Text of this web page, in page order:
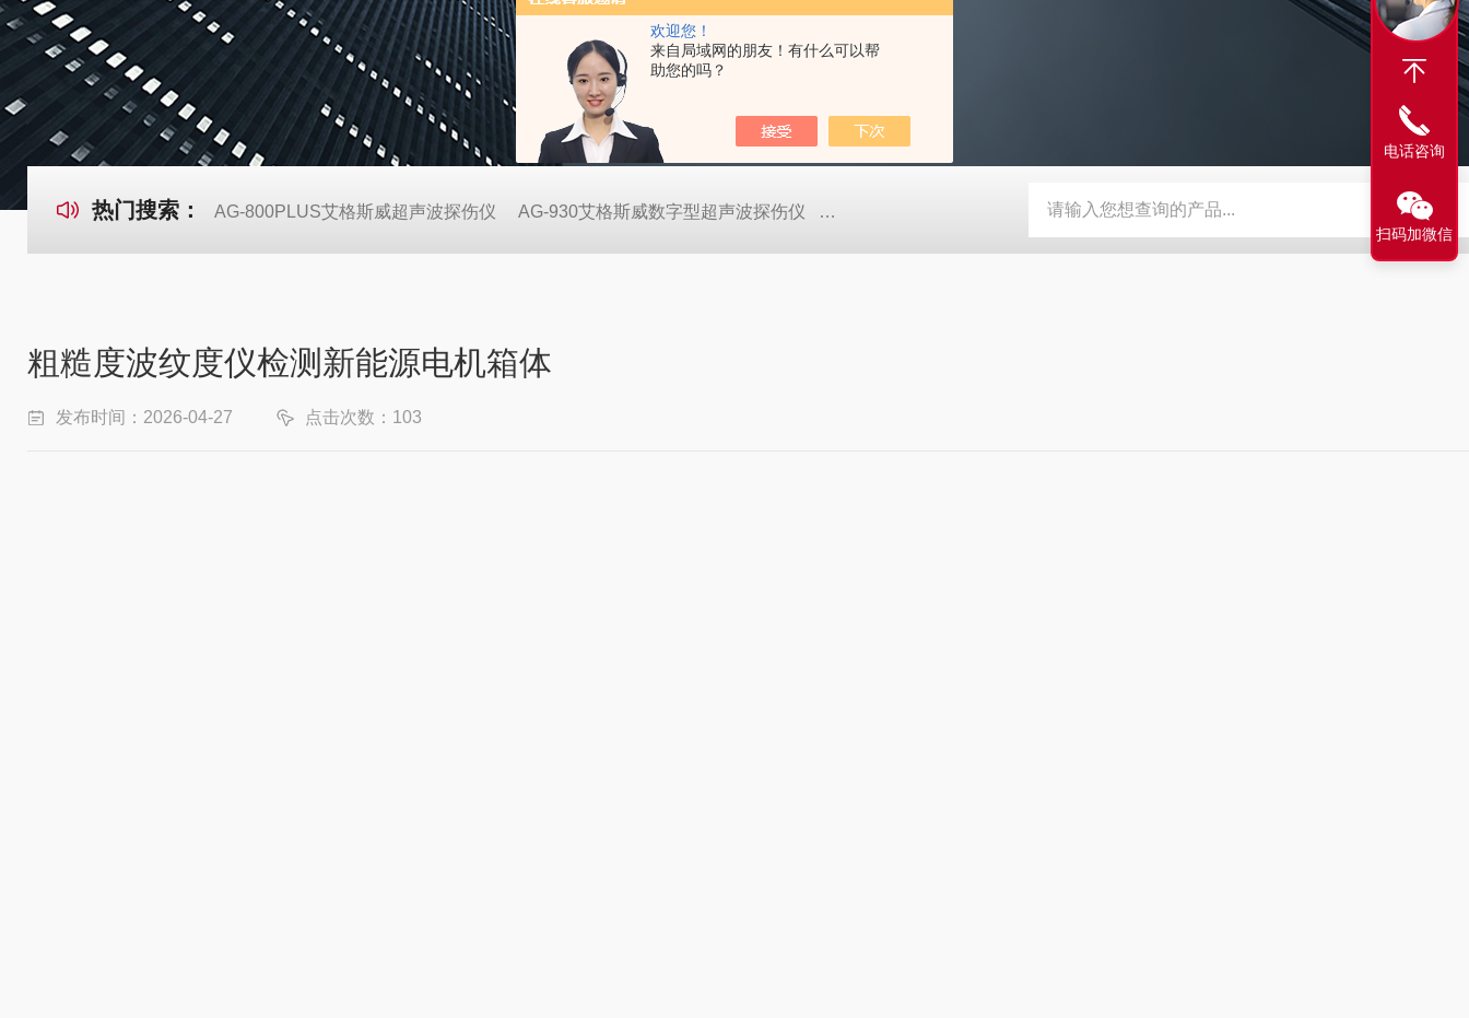
欢迎您！
来自局域网的朋友！有什么可以帮
助您的吗？
热门搜索： AG-800PLUS艾格斯威超声波探伤仪 AG-930艾格斯威数字型超声波探伤仪 AG-900艾格斯威探伤仪 AG-120A艾格斯威盐雾试验机 AG-900智能数字型超
粗糙度波纹度仪检测新能源电机箱体
发布时间：2026-04-27 点击次数：103
电话咨询
扫码加微信